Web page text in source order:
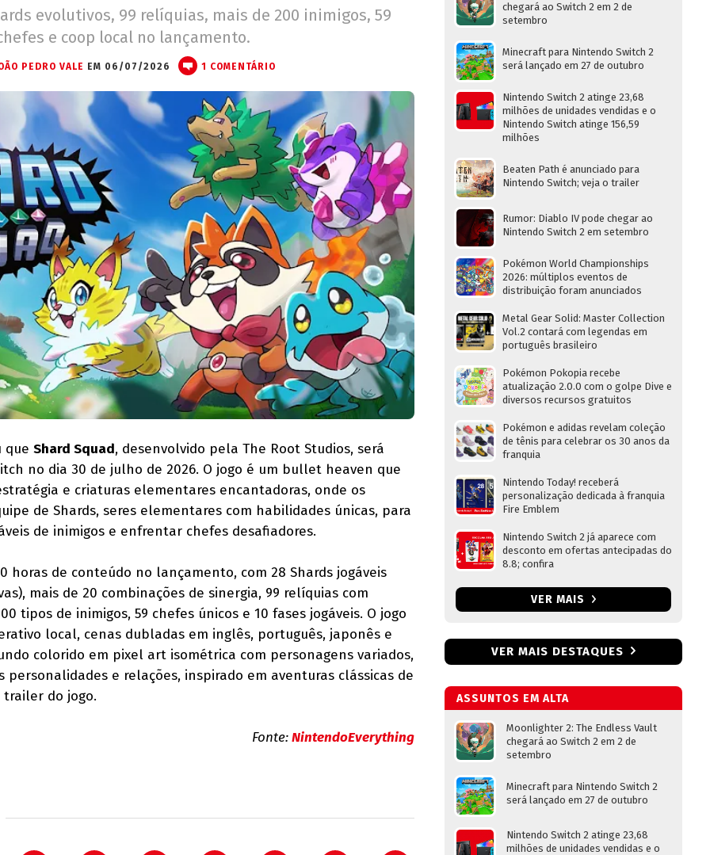
evolutivos, 99 relíquias, mais de 200 inimigos, 59
e coop local no lançamento.
PEDRO VALE EM 06/07/2026 1 COMENTÁRIO
que Shard Squad, desenvolvido pela The Root Studios, será
no dia 30 de julho de 2026. O jogo é um bullet heaven que
e criaturas elementares encantadoras, onde os
de Shards, seres elementares com habilidades únicas, para
de inimigos e enfrentar chefes desafiadores.
horas de conteúdo no lançamento, com 28 Shards jogáveis
mais de 20 combinações de sinergia, 99 relíquias com
tipos de inimigos, 59 chefes únicos e 10 fases jogáveis. O jogo
local, cenas dubladas em inglês, português, japonês e
colorido em pixel art isométrica com personagens variados,
personalidades e relações, inspirado em aventuras clássicas de
trailer do jogo.
Fonte:NintendoEverything
chegará ao Switch 2 em 2 de
setembro
Minecraft para Nintendo Switch 2
será lançado em 27 de outubro
Nintendo Switch 2 atinge 23,68
milhões de unidades vendidas e o
Nintendo Switch atinge 156,59
milhões
Beaten Path é anunciado para
Nintendo Switch; veja o trailer
Rumor: Diablo IV pode chegar ao
Nintendo Switch 2 em setembro
Pokémon World Championships
2026: múltiplos eventos de
distribuição foram anunciados
Metal Gear Solid: Master Collection
Vol.2 contará com legendas em
português brasileiro
Pokémon Pokopia recebe
atualização 2.0.0 com o golpe Dive e
diversos recursos gratuitos
Pokémon e adidas revelam coleção
de tênis para celebrar os 30 anos da
franquia
Nintendo Today! receberá
personalização dedicada à franquia
Fire Emblem
Nintendo Switch 2 já aparece com
desconto em ofertas antecipadas do
8.8; confira
VER MAIS
VER MAIS DESTAQUES
ASSUNTOS EM ALTA
Moonlighter 2: The Endless Vault
chegará ao Switch 2 em 2 de
setembro
Minecraft para Nintendo Switch 2
será lançado em 27 de outubro
Nintendo Switch 2 atinge 23,68
milhões de unidades vendidas e o